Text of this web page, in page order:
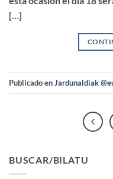
[…]
Publicado enJardunaldiak
BUSCAR/BILATU